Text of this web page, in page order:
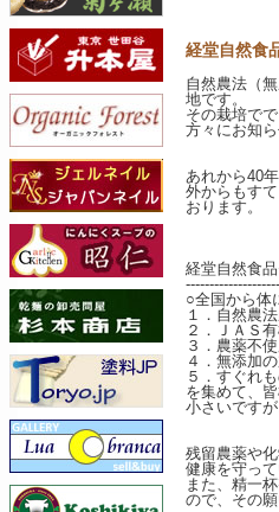
経堂自然食
自然農法（
地です。
その栽培で
方々にお知
あれから40
外からもす
おります。
経堂自然食
○全国から体
１．自然農
２．ＪＡＳ
３．農薬不
４．無添加
５．すぐれ
を集めて、
小さいです
残留農薬や
健康を守っ
また、精一
ので、その